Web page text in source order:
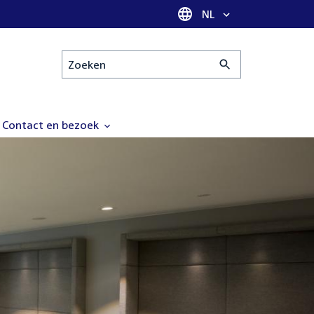
Taal selectie
NL
Zoeken
Contact en bezoek